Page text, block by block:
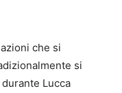
che si
si
Lucca